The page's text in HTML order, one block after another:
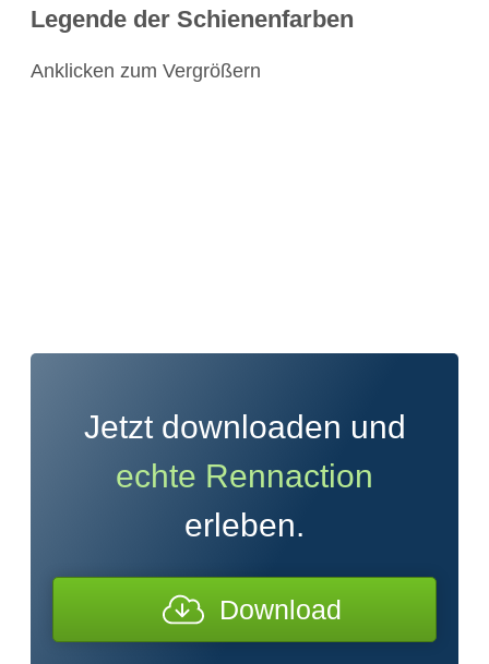
Legende der Schienenfarben
Anklicken zum Vergrößern
Jetzt downloaden und
echte Rennaction
erleben.
Download